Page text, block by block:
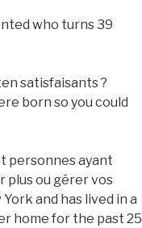
who turns 39
satisfaisants ?
born so you could
personnes ayant
plus ou gérer vos
and has lived in a
home for the past 25